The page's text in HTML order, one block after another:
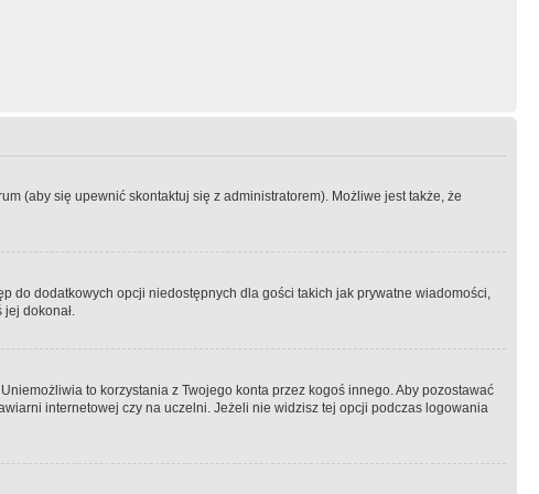
(aby się upewnić skontaktuj się z administratorem). Możliwe jest także, że
do dodatkowych opcji niedostępnych dla gości takich jak prywatne wiadomości,
dokonał.
to korzystania z Twojego konta przez kogoś innego. Aby pozostawać
internetowej czy na uczelni. Jeżeli nie widzisz tej opcji podczas logowania